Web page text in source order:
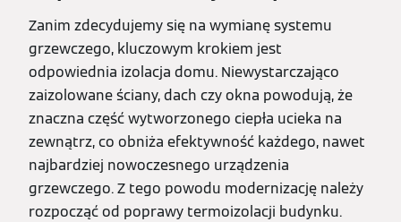
Zanim zdecydujemy się na wymianę systemu
grzewczego, kluczowym krokiem jest
odpowiednia izolacja domu. Niewystarczająco
zaizolowane ściany, dach czy okna powodują, że
znaczna część wytworzonego ciepła ucieka na
zewnątrz, co obniża efektywność każdego, nawet
najbardziej nowoczesnego urządzenia
grzewczego. Z tego powodu modernizację należy
rozpocząć od poprawy termoizolacji budynku.